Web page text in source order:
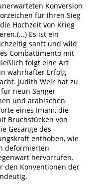
Konversion
für ihren Sieg
Hochzeit von Krieg
Es ist ein
sanft und wild
Combattimento mit
folgt eine Art
wahrhafter Erfolg
Judith Weir hat zu
neun Sänger
und arabischen
eines Imam, die
Bruchstücken von
Gesänge des
enthoben, wie
deformierten
hervorrufen.
den Konventionen der